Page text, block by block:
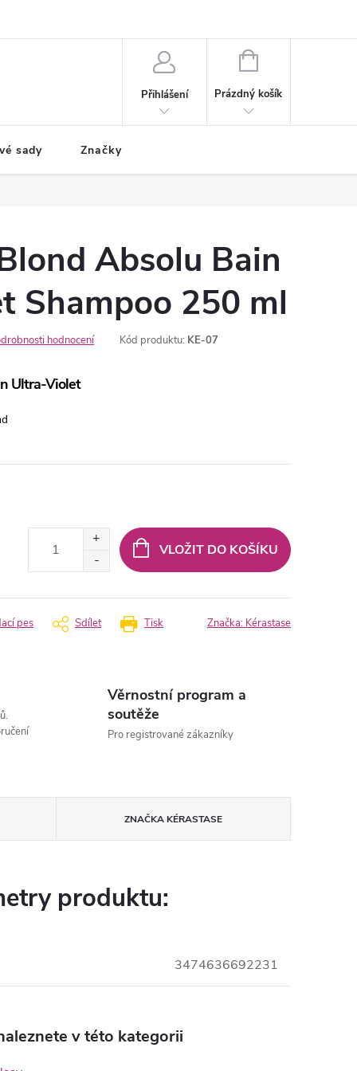
Přihlášení
NÁKUPNÍ
Prázdný košík
sady Značky
Absolu Bain
Shampoo 250 ml
hodnocení Kód produktu: KE-07
Ultra-Violet
VLOŽIT DO KOŠÍKU
Tisk
pes Sdílet Značka: Kérastase
Věrnostní program a
soutěže
Pro registrované zákazníky
ZNAČKAKÉRASTASE
produktu:
3474636692231
v této kategorii